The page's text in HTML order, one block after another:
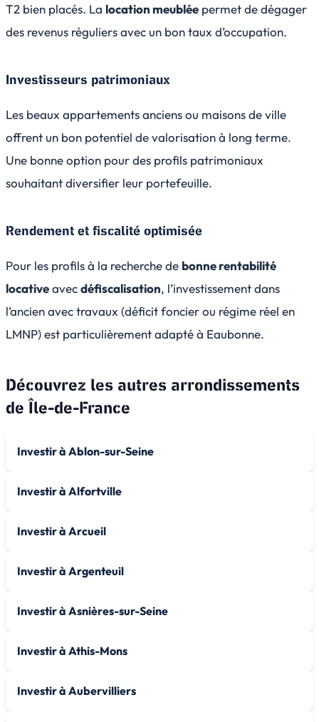
T2 bien placés. La location meublée permet de dégager
des revenus réguliers avec un bon taux d’occupation.
Investisseurs patrimoniaux
Les beaux appartements anciens ou maisons de ville
offrent un bon potentiel de valorisation à long terme.
Une bonne option pour des profils patrimoniaux
souhaitant diversifier leur portefeuille.
Rendement et fiscalité optimisée
Pour les profils à la recherche de bonne rentabilité
locativeavecdéfiscalisation, l’investissement dans
l’ancien avec travaux (déficit foncier ou régime réel en
LMNP) est particulièrement adapté à Eaubonne.
Découvrez les autres arrondissements
deÎle-de-France
Investir à Ablon-sur-Seine
Investir à Alfortville
Investir à Arcueil
Investir à Argenteuil
Investir à Asnières-sur-Seine
Investir à Athis-Mons
Investir à Aubervilliers